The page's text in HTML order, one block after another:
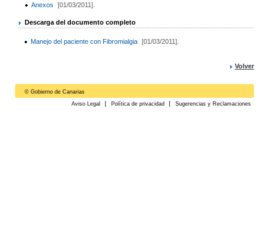
Anexos [01/03/2011].
Descarga del documento completo
Manejo del paciente con Fibromialgia [01/03/2011].
Volver
© Gobierno de Canarias
Aviso Legal
Política de privacidad Sugerencias y Reclamaciones